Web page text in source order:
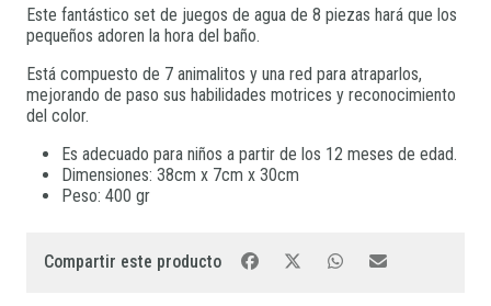
Este fantástico set de juegos de agua de 8 piezas hará que los
pequeños adoren la hora del baño.
Está compuesto de 7 animalitos y una red para atraparlos,
mejorando de paso sus habilidades motrices y reconocimiento
del color.
Es adecuado para niños a partir de los 12 meses de edad.
Dimensiones: 38cm x 7cm x 30cm
Peso: 400 gr
Compartir este producto